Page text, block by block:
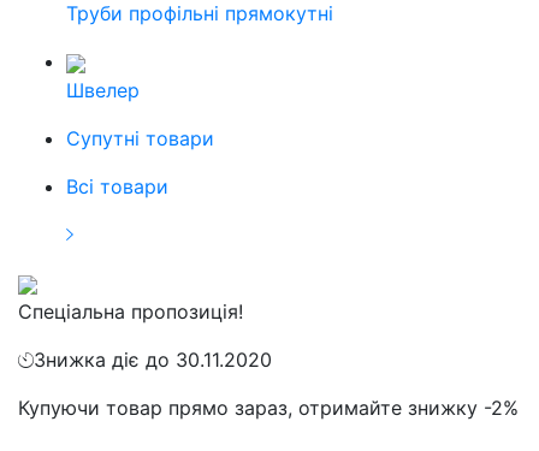
Труби профільні прямокутні
Швелер
Cупутні товари
Всі товари
Спеціальна пропозиція!
Знижка діє до 30.11.2020
Купуючи товар прямо зараз, отримайте знижку -2%